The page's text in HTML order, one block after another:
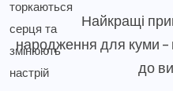
Найкращі
народження для куми –
до